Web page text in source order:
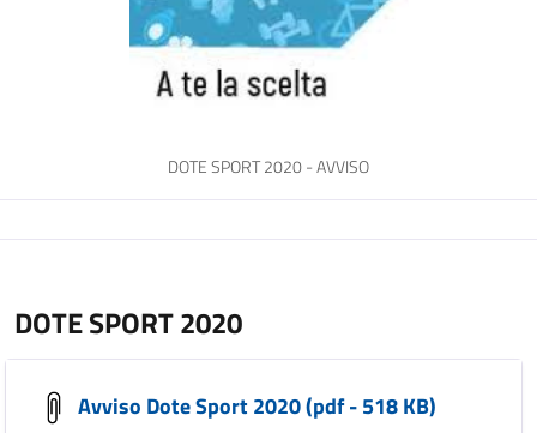
DOTE SPORT 2020 - AVVISO
DOTE SPORT 2020
Avviso Dote Sport 2020 (pdf - 518 KB)